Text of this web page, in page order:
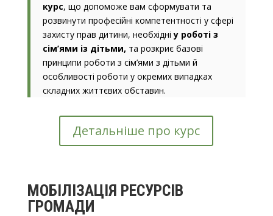
курс, що допоможе вам сформувати та
розвинути професійні компетентності у сфері
захисту прав дитини, необхідніу роботі з
сім’ями із дітьми, та розкриє базові
принципи роботи з сім’ями з дітьми й
особливості роботи у окремих випадках
складних життєвих обставин.
Детальніше про курс
МОБІЛІЗАЦІЯ РЕСУРСІВ
ГРОМАДИ